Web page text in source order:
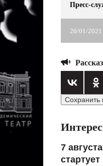
Пресс-
26/01/2021
Сохранить
7